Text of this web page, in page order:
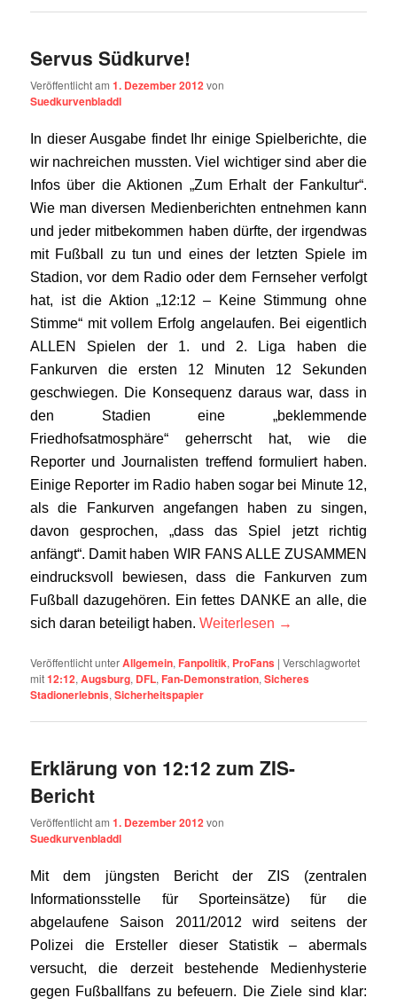
Servus Südkurve!
Veröffentlicht am1. Dezember 2012von
Suedkurvenbladdl
In dieser Ausgabe findet Ihr einige Spielberichte, die
wir nachreichen mussten. Viel wichtiger sind aber die
Infos über die Aktionen „Zum Erhalt der Fankultur“.
Wie man diversen Medienberichten entnehmen kann
und jeder mitbekommen haben dürfte, der irgendwas
mit Fußball zu tun und eines der letzten Spiele im
Stadion, vor dem Radio oder dem Fernseher verfolgt
hat, ist die Aktion „12:12 – Keine Stimmung ohne
Stimme“ mit vollem Erfolg angelaufen. Bei eigentlich
ALLEN Spielen der 1. und 2. Liga haben die
Fankurven die ersten 12 Minuten 12 Sekunden
geschwiegen. Die Konsequenz daraus war, dass in
den Stadien eine „beklemmende
Friedhofsatmosphäre“ geherrscht hat, wie die
Reporter und Journalisten treffend formuliert haben.
Einige Reporter im Radio haben sogar bei Minute 12,
als die Fankurven angefangen haben zu singen,
davon gesprochen, „dass das Spiel jetzt richtig
anfängt“. Damit haben WIR FANS ALLE ZUSAMMEN
eindrucksvoll bewiesen, dass die Fankurven zum
Fußball dazugehören. Ein fettes DANKE an alle, die
sich daran beteiligt haben.Weiterlesen →
Veröffentlicht unterAllgemein, Fanpolitik, ProFans |Verschlagwortet
mit12:12,Augsburg, DFL, Fan-Demonstration,Sicheres
Stadionerlebnis,Sicherheitspapier
Erklärung von 12:12 zum ZIS-
Bericht
Veröffentlicht am1. Dezember 2012von
Suedkurvenbladdl
Mit dem jüngsten Bericht der ZIS (zentralen
Informationsstelle für Sporteinsätze) für die
abgelaufene Saison 2011/2012 wird seitens der
Polizei die Ersteller dieser Statistik – abermals
versucht, die derzeit bestehende Medienhysterie
gegen Fußballfans zu befeuern. Die Ziele sind klar: